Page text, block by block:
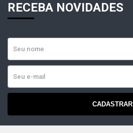
RECEBA NOVIDADES
CADASTRAR